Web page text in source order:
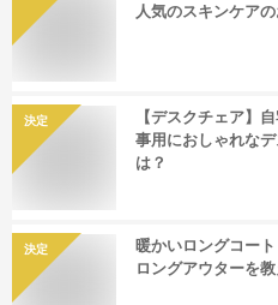
人気のスキンケア
決定
【デスクチェア】
事用におしゃれな
は？
決定
暖かいロングコー
ロングアウターを教